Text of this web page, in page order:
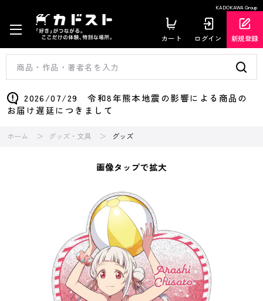
KADOKAWA Group
カート ログイン 新規登録
2026/07/29 令和8年熊本地震の影響による商品の
お届け遅延につきまして
ホーム グッズ・文具 グッズ
画像タップで拡大